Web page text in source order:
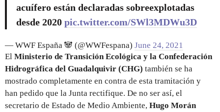
acuífero están declaradas sobreexplotadas
desde 2020 pic.twitter.com/SWl3MDWu3D
— WWF España 🐼 (@WWFespana) June 24, 2021
El Ministerio de Transición Ecológica y la Confederación
Hidrográfica del Guadalquivir (CHG) también se ha
mostrado completamente en contra de esta tramitación y
han pedido que la Junta rectifique. De no ser así, el
secretario de Estado de Medio Ambiente, Hugo Morán